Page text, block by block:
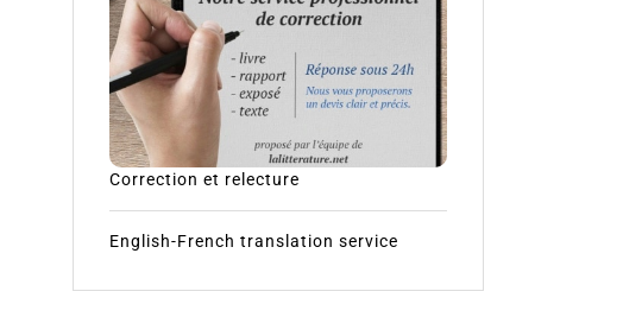
Correction et relecture
English-French translation service